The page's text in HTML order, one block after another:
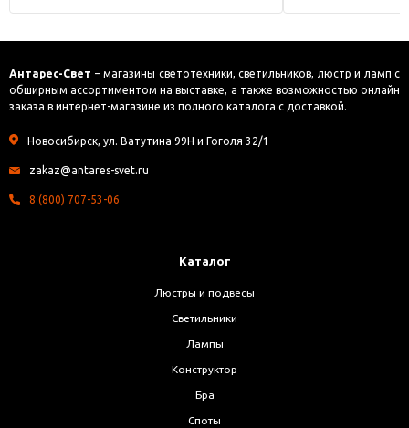
Антарес-Свет – магазины светотехники, светильников, люстр и ламп с
обширным ассортиментом на выставке, а также возможностью онлайн
заказа в интернет-магазине из полного каталога с доставкой.
Новосибирск, ул. Ватутина 99Н и Гоголя 32/1
zakaz@antares-svet.ru
8 (800) 707-53-06
Каталог
Люстры и подвесы
Светильники
Лампы
Конструктор
Бра
Споты